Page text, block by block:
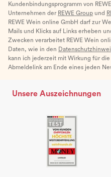
Kundenbindungsprogramm von
Unternehmen der REWE Group und
REWE Wein online GmbH darf zur
Mails und Klicks auf Links erheben
Zwecken verarbeitet REWE Wein
Daten, wie in den
kann ich jederzeit mit Wirkung für
Abmeldelink am Ende eines jeden
Unsere Auszeichnungen